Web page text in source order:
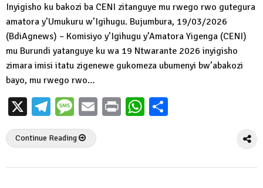
Inyigisho ku bakozi ba CENI zitanguye mu rwego rwo gutegura
amatora y’Umukuru w’Igihugu. Bujumbura, 19/03/2026
(BdiAgnews) – Komisiyo y’Igihugu y’Amatora Yigenga (CENI)
mu Burundi yatanguye ku wa 19 Ntwarante 2026 inyigisho
zimara imisi itatu zigenewe gukomeza ubumenyi bw’abakozi
bayo, mu rwego rwo…
X Telegram
Message
EmailPrintWhatsApp
Continue Reading